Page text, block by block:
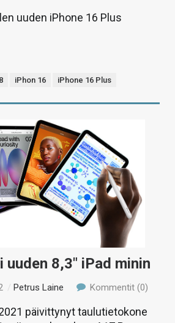
uuden iPhone 16 Plus
iPhon 16 iPhone 16 Plus
uuden 8,3″ iPad minin
/Petrus Laine Kommentit (0)
päivittynyt taulutietokone